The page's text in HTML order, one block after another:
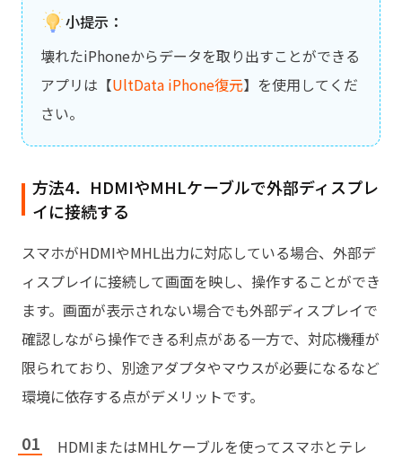
小提示：
壊れたiPhoneからデータを取り出すことができる
アプリは【UltData iPhone復元】を使用してくだ
さい。
方法4．HDMIやMHLケーブルで外部ディスプレ
イに接続する
スマホがHDMIやMHL出力に対応している場合、外部デ
ィスプレイに接続して画面を映し、操作することができ
ます。画面が表示されない場合でも外部ディスプレイで
確認しながら操作できる利点がある一方で、対応機種が
限られており、別途アダプタやマウスが必要になるなど
環境に依存する点がデメリットです。
HDMIまたはMHLケーブルを使ってスマホとテレ